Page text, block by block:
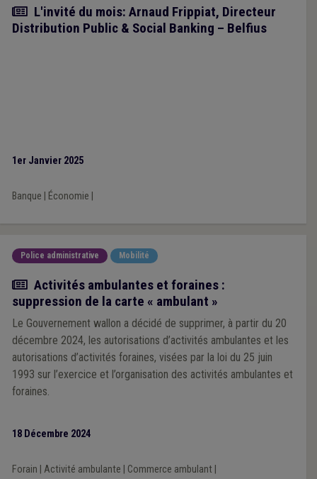
Article
L'invité du mois: Arnaud Frippiat, Directeur
Distribution Public & Social Banking – Belfius
1er Janvier 2025
Banque Économie
Police administrative Mobilité
Actualité
Activités ambulantes et foraines :
suppression de la carte « ambulant »
Le Gouvernement wallon a décidé de supprimer, à partir du 20
décembre 2024, les autorisations d’activités ambulantes et les
autorisations d’activités foraines, visées par la loi du 25 juin
1993 sur l’exercice et l’organisation des activités ambulantes et
foraines.
18 Décembre 2024
Forain Activité ambulante Commerce ambulant|